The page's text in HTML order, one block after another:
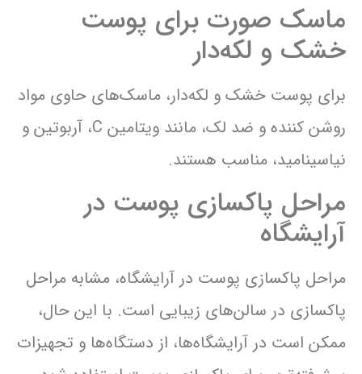
ماسک صورت برای پوست
خشک و لکه‌دار
برای پوست خشک و لکه‌دار، ماسک‌های حاوی مواد
روشن کننده و ضد لک، مانند ویتامین C، آربوتین و
نیاسینامید، مناسب هستند.
مراحل پاکسازی پوست در
آرایشگاه
مراحل پاکسازی پوست در آرایشگاه، مشابه مراحل
پاکسازی در سالن‌های زیبایی است. با این حال،
ممکن است در آرایشگاه‌ها، از دستگاه‌ها و تجهیزات